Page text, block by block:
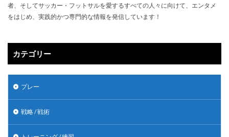
者、そしてサッカー・フットサルを愛するすべての人々に向けて、エンタメ
をはじめ、実践的かつ専門的な情報を発信しています！
カテゴリー
プレー
戦略 / 戦術